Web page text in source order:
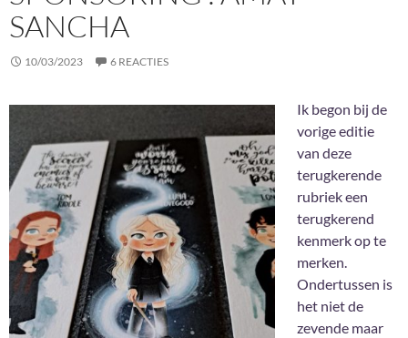
SANCHA
10/03/2023 6 REACTIES
Ik begon bij de
vorige editie
van deze
terugkerende
rubriek een
terugkerend
kenmerk op te
merken.
Ondertussen is
het niet de
zevende maar